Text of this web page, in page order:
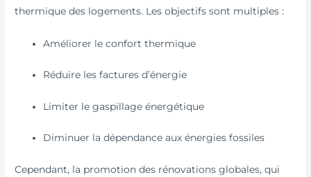
thermique des logements. Les objectifs sont multiples :
Améliorer le confort thermique
Réduire les factures d’énergie
Limiter le gaspillage énergétique
Diminuer la dépendance aux énergies fossiles
Cependant, la promotion des rénovations globales, qui